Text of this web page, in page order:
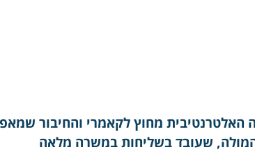
מחוץ לקאמרי והחיבור
שעובד בשליחות במשרה מלאה